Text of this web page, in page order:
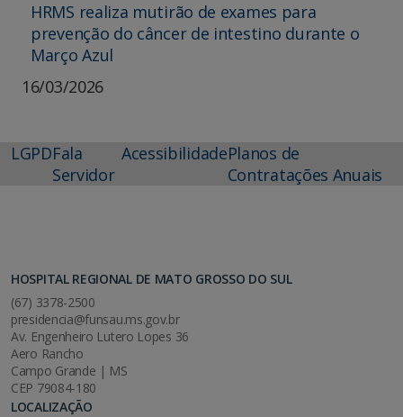
HRMS realiza mutirão de exames para
prevenção do câncer de intestino durante o
Março Azul
16/03/2026
LGPDFala
Servidor
AcessibilidadePlanos de
Contratações Anuais
HOSPITAL REGIONAL DE MATO GROSSO DO SUL
(67) 3378-2500
presidencia@funsau.ms.gov.br
Av. Engenheiro Lutero Lopes 36
Aero Rancho
Campo Grande | MS
CEP 79084-180
LOCALIZAÇÃO